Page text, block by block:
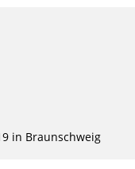
in Braunschweig